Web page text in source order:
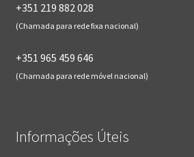
+351 219 882 028
(Chamada para rede fixa nacional)
+351 965 459 646
(Chamada para rede móvel nacional)
Informações Úteis